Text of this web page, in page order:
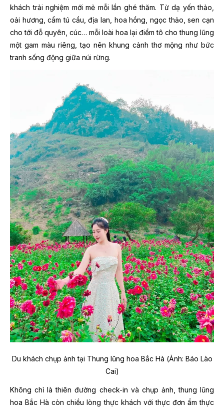
khách trải nghiệm mới mẻ mỗi lần ghé thăm. Từ dạ yến thảo,
oải hương, cẩm tú cầu, địa lan, hoa hồng, ngọc thảo, sen cạn
cho tới đỗ quyên, cúc… mỗi loài hoa lại điểm tô cho thung lũng
một gam màu riêng, tạo nên khung cảnh thơ mộng như bức
tranh sống động giữa núi rừng.
Du khách chụp ảnh tại Thung lũng hoa Bắc Hà (Ảnh: Báo Lào
Cai)
Không chỉ là thiên đường check-in và chụp ảnh, thung lũng
hoa Bắc Hà còn chiều lòng thực khách với thực đơn ẩm thực